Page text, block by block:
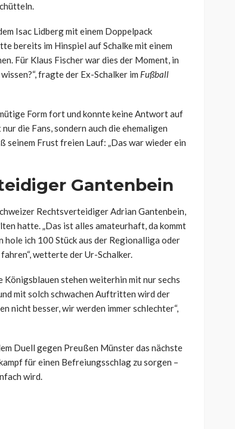
Isac Lidberg mit einem Doppelpack
bereits im Hinspiel auf Schalke mit einem
Für Klaus Fischer war dies der Moment, in
fragte der Ex-Schalker im Fußball
Form fort und konnte keine Antwort auf
die Fans, sondern auch die ehemaligen
seinem Frust freien Lauf: „Das war wieder ein
Gantenbein
Rechtsverteidiger Adrian Gantenbein,
hatte. „Das ist alles amateurhaft, da kommt
hole ich 100 Stück aus der Regionalliga oder
wetterte der Ur-Schalker.
stehen weiterhin mit nur sechs
mit solch schwachen Auftritten wird der
nicht besser, wir werden immer schlechter“,
Duell gegen Preußen Münster das nächste
für einen Befreiungsschlag zu sorgen –
wird.